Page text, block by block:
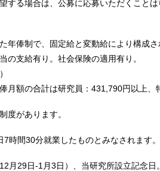
する場合は、公募に応募いただくことは
年俸制で、固定給と変動給により構成
の支給有り。社会保険の適用有り。
月額の合計は研究員：431,790円以上、
度があります。
時間30分就業したものとみなされます。
月29日-1月3日）、当研究所設立記念日。